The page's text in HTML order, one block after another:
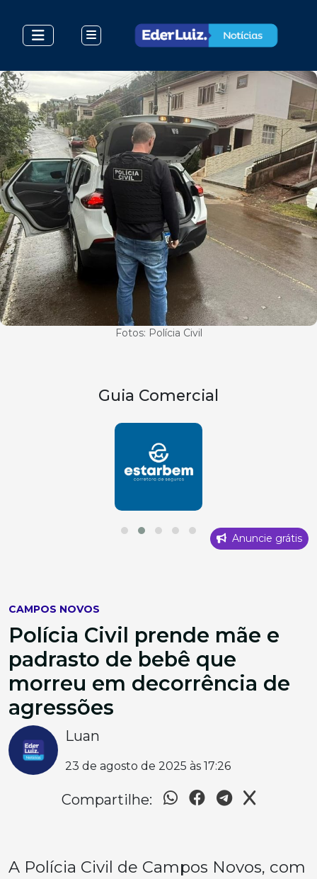
Fotos: Polícia Civil
Guia Comercial
Anuncie grátis
CAMPOS NOVOS
Polícia Civil prende mãe e
padrasto de bebê que
morreu em decorrência de
agressões
Luan
23 de agosto de 2025 às 17:26
Compartilhe:
A Polícia Civil de Campos Novos, com